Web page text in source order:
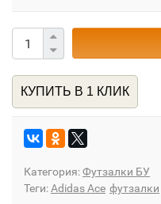
КУПИТЬ В 1 КЛИК
Категория:Футзалки БУ
Теги:Adidas Ace футзалки